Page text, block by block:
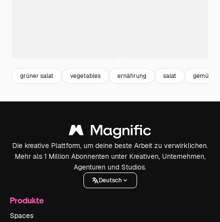
grüner salat vegetables ernährung salat gemüse
Die kreative Plattform, um deine beste Arbeit zu verwirklichen.
Mehr als 1 Million Abonnenten unter Kreativen, Unternehmen,
Agenturen und Studios.
Deutsch
Produkte
Spaces